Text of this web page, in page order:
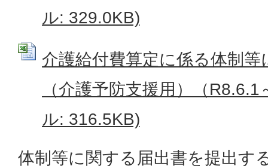
ル: 329.0KB)
介護給付費算定に係る体制等
（介護予防支援用）（
ル: 316.5KB)
体制等に関する届出書を提出す